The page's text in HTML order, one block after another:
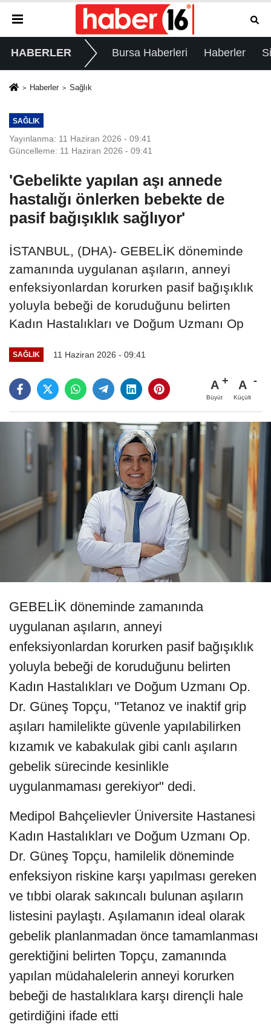
HABERLER Bursa Haberleri Haberler
Haberler Sağlık
SAĞLIK
Yayınlanma: 11 Haziran 2026 - 09:41
Güncelleme: 11 Haziran 2026 - 09:41
'Gebelikte yapılan aşı annede
hastalığı önlerken bebekte de
pasif bağışıklık sağlıyor'
İSTANBUL, (DHA)- GEBELİK döneminde
zamanında uygulanan aşıların, anneyi
enfeksiyonlardan korurken pasif bağışıklık
yoluyla bebeği de koruduğunu belirten
Kadın Hastalıkları ve Doğum Uzmanı Op
SAĞLIK 11 Haziran 2026 - 09:41
A
Büyüt
A
Küçült
GEBELİK döneminde zamanında
uygulanan aşıların, anneyi
enfeksiyonlardan korurken pasif bağışıklık
yoluyla bebeği de koruduğunu belirten
Kadın Hastalıkları ve Doğum Uzmanı Op.
Dr. Güneş Topçu, "Tetanoz ve inaktif grip
aşıları hamilelikte güvenle yapılabilirken
kızamık ve kabakulak gibi canlı aşıların
gebelik sürecinde kesinlikle
uygulanmaması gerekiyor" dedi.
Medipol Bahçelievler Üniversite Hastanesi
Kadın Hastalıkları ve Doğum Uzmanı Op.
Dr. Güneş Topçu, hamilelik döneminde
enfeksiyon riskine karşı yapılması gereken
ve tıbbi olarak sakıncalı bulunan aşıların
listesini paylaştı. Aşılamanın ideal olarak
gebelik planlanmadan önce tamamlanması
gerektiğini belirten Topçu, zamanında
yapılan müdahalelerin anneyi korurken
bebeği de hastalıklara karşı dirençli hale
getirdiğini ifade etti